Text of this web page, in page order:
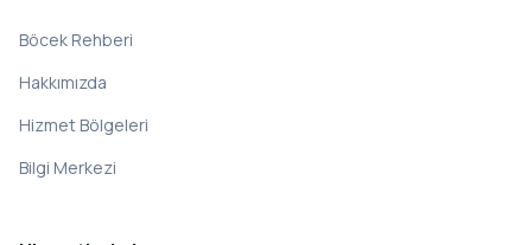
Böcek Rehberi
Hakkımızda
Hizmet Bölgeleri
Bilgi Merkezi